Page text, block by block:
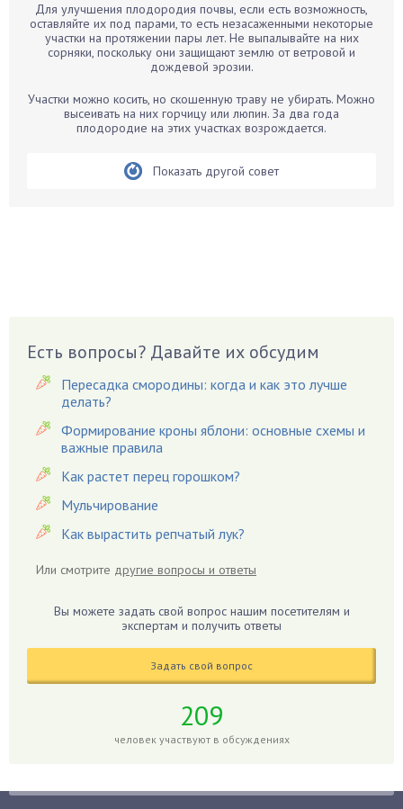
Бархатцы
Бегония
Бирючина
Бобовые
Вредители
Гардения
Гацания
Гвоздики
Георгины
Герань
Гиацинт
Гибискус
Гладиолусы
Голубика
Груши
Для улучшения плодородия почвы, если есть возможность,
оставляйте их под парами, то есть незасаженными некоторые
участки на протяжении пары лет. Не выпалывайте на них
сорняки, поскольку они защищают землю от ветровой и
дождевой эрозии.
Участки можно косить, но скошенную траву не убирать. Можно
высеивать на них горчицу или люпин. За два года
плодородие на этих участках возрождается.
Показать другой совет
Есть вопросы? Давайте их обсудим
Пересадка смородины: когда и как это лучше
делать?
Формирование кроны яблони: основные схемы и
важные правила
Как растет перец горошком?
Мульчирование
Как вырастить репчатый лук?
Или смотрите другие вопросы и ответы
Вы можете задать свой вопрос нашим посетителям и
экспертам и получить ответы
Задать свой вопрос
209
человек участвуют в обсуждениях